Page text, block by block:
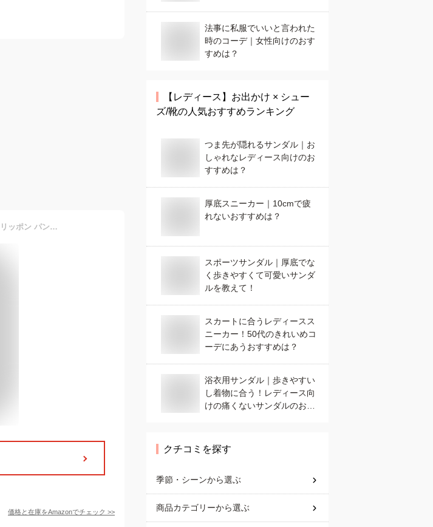
[ADSNS] レディース フラットパンプス リボン フラット スリッポン パンプス ラウンドトゥ ドライビングシューズ 痛くない 25.5cm 歩きやすい 履き易い フォーマル グリーン カジュアル キレイめ お洒落 大人 レディースシューズ 女性 靴 春 新生活
価格と在庫をAmazonでチェック >>
法事に私服でいいと言われた
時のコーデ｜女性向けのおす
すめは？
【レディース】 お出かけ × シュー
ズ/靴の人気おすすめランキング
つま先が隠れるサンダル｜お
しゃれなレディース向けのお
すすめは？
厚底スニーカー｜10cmで疲
れないおすすめは？
スポーツサンダル｜厚底でな
く歩きやすくて可愛いサンダ
ルを教えて！
スカートに合うレディースス
ニーカー！50代のきれいめコ
ーデにあうおすすめは？
浴衣用サンダル｜歩きやすい
し着物に合う！レディース向
けの痛くないサンダルのおす
クチコミを探す
季節・シーンから選ぶ
商品カテゴリーから選ぶ